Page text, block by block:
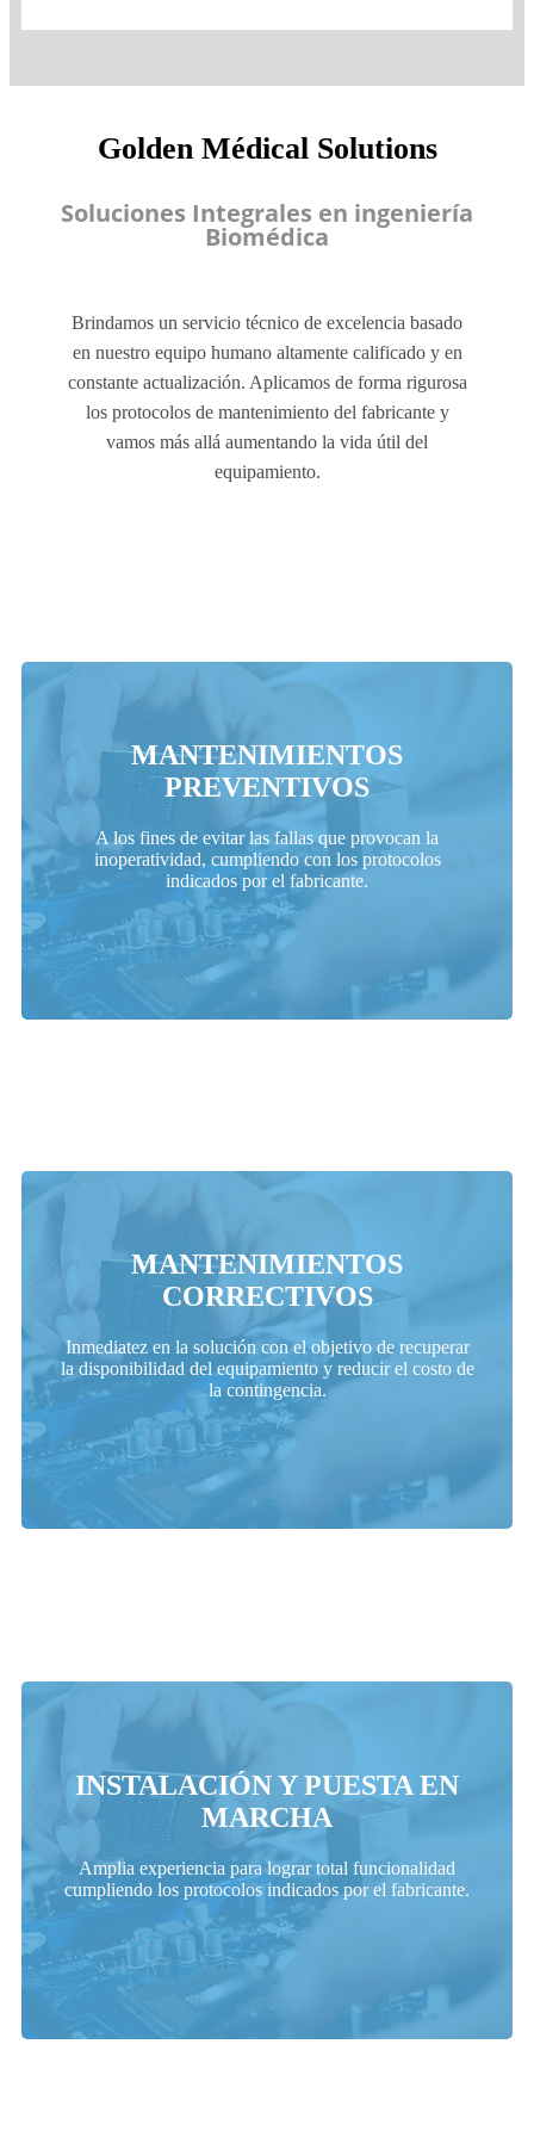
Golden Médical Solutions
Soluciones Integrales en ingeniería
Biomédica
Brindamos un servicio técnico de excelencia basado
en nuestro equipo humano altamente calificado y en
constante actualización. Aplicamos de forma rigurosa
los protocolos de mantenimiento del fabricante y
vamos más allá aumentando la vida útil del
equipamiento.
MANTENIMIENTOS
PREVENTIVOS
A los fines de evitar las fallas que provocan la
inoperatividad, cumpliendo con los protocolos
indicados por el fabricante.
Solicitar Presupuesto
MANTENIMIENTOS
CORRECTIVOS
Inmediatez en la solución con el objetivo de recuperar
la disponibilidad del equipamiento y reducir el costo de
la contingencia.
Solicitar Presupuesto
INSTALACIÓN Y PUESTA EN
MARCHA
Amplia experiencia para lograr total funcionalidad
cumpliendo los protocolos indicados por el fabricante.
Solicitar Presupuesto